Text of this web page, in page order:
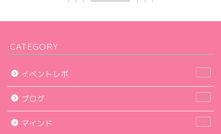
CATEGORY
イベントレポ 23
ブログ 33
マインド 7